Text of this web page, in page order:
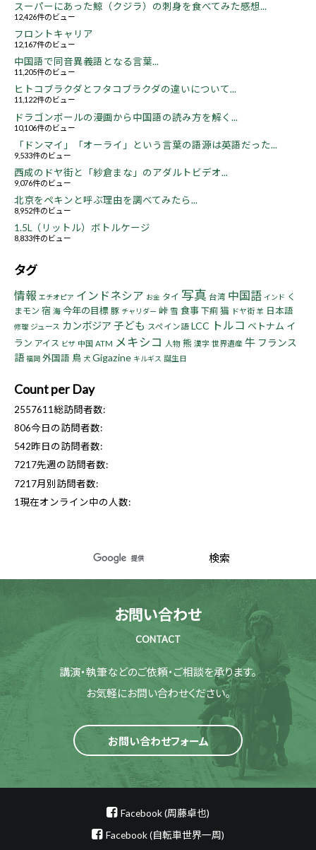
スーパーにあった鯨（クジラ）の刺身を食べてみた感想...
12,426件のビュー
フロントキャリア
12,167件のビュー
中国語で同音異義語となる言葉...
11,205件のビュー
ヒトコブラクダとフタコブラクダの違いについて...
11,122件のビュー
ドラゴンボールの漫画から中国語の読み方を解く...
10,106件のビュー
「ドンマイ」「オーライ」という言葉の語源は英語だった...
9,533件のビュー
西成のドヤ街と「紗倉まな」のアダルトビデオ...
9,076件のビュー
北京をペキンと呼ぶ理由を調べてみたら...
8,952件のビュー
1.5L（リットル）ボトルケージ
8,833件のビュー
タグ
情報 エチオピア インドネシア お金 タイ 写真 台湾 中国語 インド く
まモン 宿 海 今年の目標 豚 チャリダー 峠 雪 食事 下痢 猫 ドヤ街 羊 日本語
修理 ジュース カンボジア 子ども スペイン語 LCC トルコ ベトナム イ
ラン アイス ビザ 中国 ATM メキシコ 人物 熊 漢字 世界遺産 牛 フランス
語 福岡 外国語 鳥 犬 Gigazine キルギス 誕生日
Count per Day
2557611総訪問者数:
806今日の訪問者数:
542昨日の訪問者数:
7217先週の訪問者数:
7217月別訪問者数:
1 現在オンライン中の人数:
お問い合わせ
CONTACT
講演・執筆などのご依頼・ご相談を承ります。
お気軽にお問い合わせください。
お問い合わせフォーム
Facebook (周藤卓也)
Facebook (自転車世界一周)